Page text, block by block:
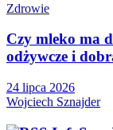
Zdrowie
Czy mleko ma
odżywcze i
24 lipca 2026
Wojciech Sznajder